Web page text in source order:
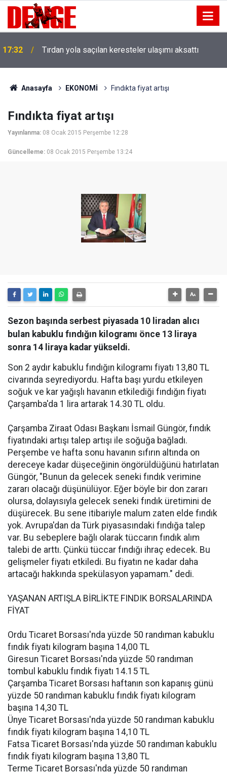
17:32 Tırdan yola saçılan keresteler ulaşımı aksattı
Anasayfa EKONOMİ Fındıkta fiyat artışı
Fındıkta fiyat artışı
Yayınlanma: 08 Ocak 2015 Perşembe 12:28
Güncelleme: 08 Ocak 2015 Perşembe 13:24
Sezon başında serbest piyasada 10 liradan alıcı
bulan kabuklu fındığın kilogramı önce 13 liraya
sonra 14 liraya kadar yükseldi.
Son 2 aydır kabuklu fındığın kilogramı fiyatı 13,80 TL
civarında seyrediyordu. Hafta başı yurdu etkileyen
soğuk ve kar yağışlı havanın etkilediği fındığın fiyatı
Çarşamba'da 1 lira artarak 14.30 TL oldu.
Çarşamba Ziraat Odası Başkanı İsmail Güngör, fındık
fiyatındaki artışı talep artışı ile soğuğa bağladı.
Perşembe ve hafta sonu havanın sıfırın altında on
dereceye kadar düşeceğinin öngörüldüğünü hatırlatan
Güngör, "Bunun da gelecek seneki fındık verimine
zararı olacağı düşünülüyor. Eğer böyle bir don zararı
olursa, dolayısıyla gelecek seneki fındık üretimini de
düşürecek. Bu sene itibariyle malum zaten elde fındık
yok. Avrupa'dan da Türk piyasasındaki fındığa talep
var. Bu sebeplere bağlı olarak tüccarın fındık alım
talebi de arttı. Çünkü tüccar fındığı ihraç edecek. Bu
gelişmeler fiyatı etkiledi. Bu fiyatın ne kadar daha
artacağı hakkında spekülasyon yapamam." dedi.
YAŞANAN ARTIŞLA BİRLİKTE FINDIK BORSALARINDA
FİYAT
Ordu Ticaret Borsası'nda yüzde 50 randıman kabuklu
fındık fiyatı kilogram başına 14,00 TL
Giresun Ticaret Borsası'nda yüzde 50 randıman
tombul kabuklu fındık fiyatı 14.15 TL
Çarşamba Ticaret Borsası haftanın son kapanış günü
yüzde 50 randıman kabuklu fındık fiyatı kilogram
başına 14,30 TL
Ünye Ticaret Borsası'nda yüzde 50 randıman kabuklu
fındık fiyatı kilogram başına 14,10 TL
Fatsa Ticaret Borsası'nda yüzde 50 randıman kabuklu
fındık fiyatı kilogram başına 13,80 TL
Terme Ticaret Borsası'nda yüzde 50 randıman